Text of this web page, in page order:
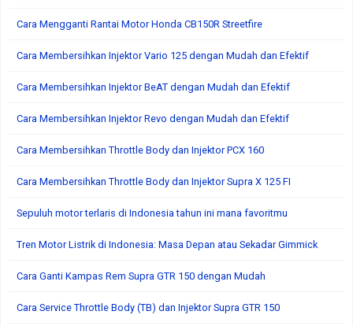
Cara Mengganti Rantai Motor Honda CB150R Streetfire
Cara Membersihkan Injektor Vario 125 dengan Mudah dan Efektif
Cara Membersihkan Injektor BeAT dengan Mudah dan Efektif
Cara Membersihkan Injektor Revo dengan Mudah dan Efektif
Cara Membersihkan Throttle Body dan Injektor PCX 160
Cara Membersihkan Throttle Body dan Injektor Supra X 125 FI
Sepuluh motor terlaris di Indonesia tahun ini mana favoritmu
Tren Motor Listrik di Indonesia: Masa Depan atau Sekadar Gimmick
Cara Ganti Kampas Rem Supra GTR 150 dengan Mudah
Cara Service Throttle Body (TB) dan Injektor Supra GTR 150